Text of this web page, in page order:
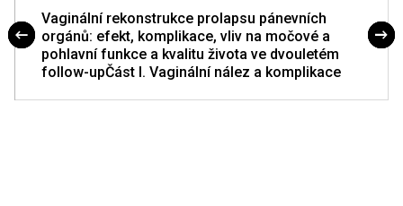
Vaginální rekonstrukce prolapsu pánevních
orgánů: efekt, komplikace, vliv na močové a
pohlavní funkce a kvalitu života ve dvouletém
follow-upČást I. Vaginální nález a komplikace